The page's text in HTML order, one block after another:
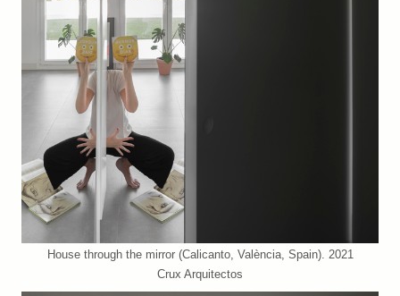
House through the mirror (Calicanto, València, Spain). 2021
Crux Arquitectos